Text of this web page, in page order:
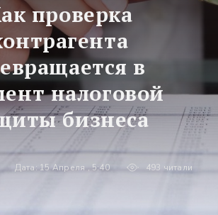
проверка
в
налоговой
бизнеса
Дата: 15 Апреля , 5:40 493 читали